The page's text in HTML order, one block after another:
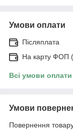
Умови оплати
Післяплата
На карту ФОП
Всі умови оплати
Умови
Повернення